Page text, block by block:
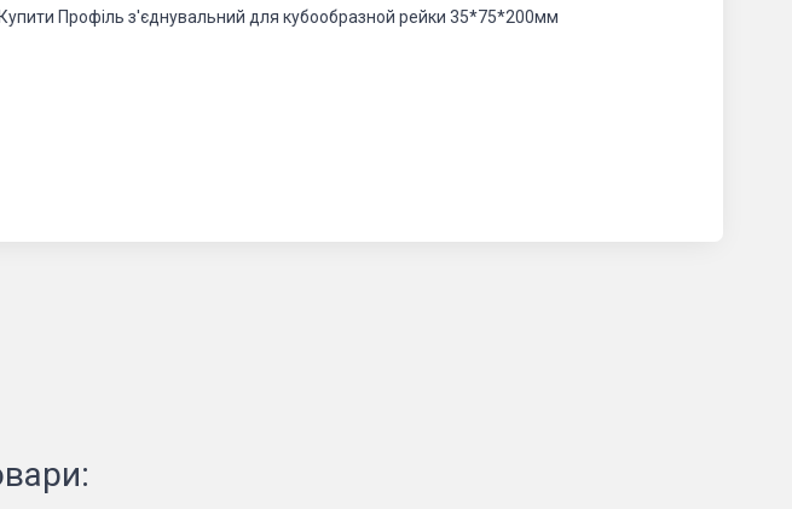
Купити Профіль з'єднувальний для кубообразной рейки 35*75*200мм